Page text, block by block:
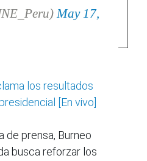
May 17,
los resultados
[En vivo]
de prensa, Burneo
busca reforzar los